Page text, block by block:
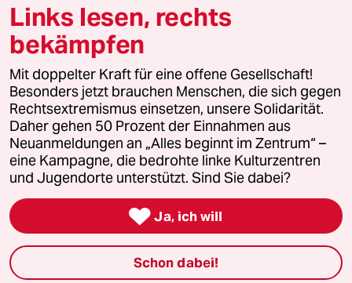
© 2026 taz Verlags und Vertriebs GmbH
Alle Rechte vorbehalten. Bei rechtlichen Fragen oder für Genehmigungen
wenden Sie sich bitte an
lizenzen@taz.de
Feedback Redaktionsstatut Kommune-Richtlinien
Leitlinie Informant Datenschutz Impressum AGB
Seitenwende Einwilligungen widerrufen (Ads)
Links lesen, rechts
bekämpfen
Mit doppelter Kraft für eine offene Gesellschaft!
Besonders jetzt brauchen Menschen, die sich gegen
Rechtsextremismus einsetzen, unsere Solidarität.
Daher gehen 50 Prozent der Einnahmen aus
Neuanmeldungen an „Alles beginnt im Zentrum“ –
eine Kampagne, die bedrohte linke Kulturzentren
und Jugendorte unterstützt. Sind Sie dabei?
 Ja, ich will
Schon dabei!